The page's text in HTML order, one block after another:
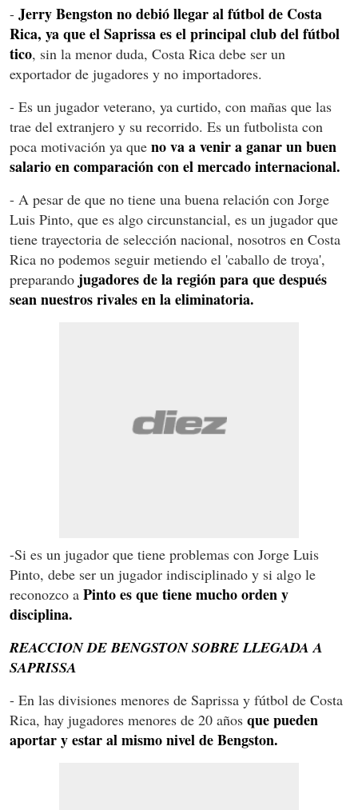
- Jerry Bengston no debió llegar al fútbol de Costa
Rica, ya que el Saprissa es el principal club del fútbol
tico, sin la menor duda, Costa Rica debe ser un
exportador de jugadores y no importadores.
- Es un jugador veterano, ya curtido, con mañas que las
trae del extranjero y su recorrido. Es un futbolista con
poca motivación ya que no va a venir a ganar un buen
salario en comparación con el mercado internacional.
- A pesar de que no tiene una buena relación con Jorge
Luis Pinto, que es algo circunstancial, es un jugador que
tiene trayectoria de selección nacional, nosotros en Costa
Rica no podemos seguir metiendo el 'caballo de troya',
preparando jugadores de la región para que después
sean nuestros rivales en la eliminatoria.
-Si es un jugador que tiene problemas con Jorge Luis
Pinto, debe ser un jugador indisciplinado y si algo le
reconozco a Pinto es que tiene mucho orden y
disciplina.
REACCION DE BENGSTON SOBRE LLEGADA A
SAPRISSA
- En las divisiones menores de Saprissa y fútbol de Costa
Rica, hay jugadores menores de 20 años que pueden
aportar y estar al mismo nivel de Bengston.